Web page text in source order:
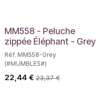
MM558 - Peluche
zippée Éléphant - Grey
Réf. MM558-Grey
(#MUMBLES#)
22,44€ 23,37€